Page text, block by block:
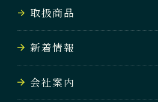
取扱商品
新着情報
会社案内